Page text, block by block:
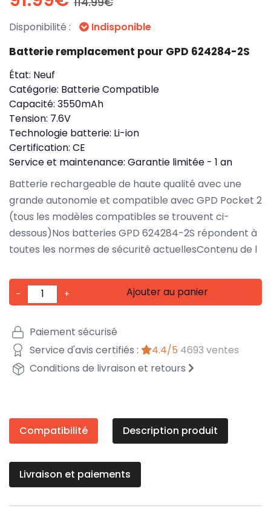
Disponibilité : Indisponible
Batterie remplacement pour GPD 624284-2S
État: Neuf
Catégorie: Batterie Compatible
Capacité: 3550mAh
Tension: 7.6V
Technologie batterie: Li-ion
Certification: CE
Service et maintenance: Garantie limitée - 1 an
Batterie rechargeable de haute qualité avec une
grande autonomie et compatible avec GPD Pocket 2
(tous les modèles compatibles se trouvent ci-
dessous)Nos batteries GPD 624284-2S répondent à
toutes les normes de sécurité actuellesContenu de l
- + Ajouter au panier
Paiement sécurisé
Service d'avis certifiés :
4.4/5 4693 ventes
Conditions de livraison et retours
Compatibilité Description produit
Livraison et paiements